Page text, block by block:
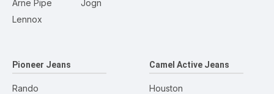
Arne Pipe
Lennox
Jogn
Pioneer Jeans
Rando
Camel Active Jeans
Houston